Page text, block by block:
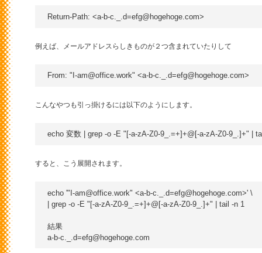
例えば、メールアドレスらしきものが２つ含まれていたりして
こんなやつも引っ掛けるには以下のようにします。
すると、こう展開されます。
echo '"I-am@office.work" <a-b-c._.d=efg@hogehoge.com>' \
| grep -o -E "[-a-zA-Z0-9_.=+]+@[-a-zA-Z0-9_.]+" | tail -n 1
結果